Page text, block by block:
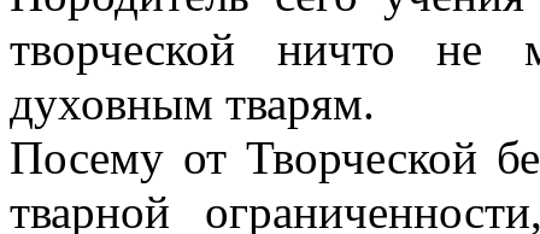
творческой ничто не
духовным тварям.
Посему от Творческой
тварной